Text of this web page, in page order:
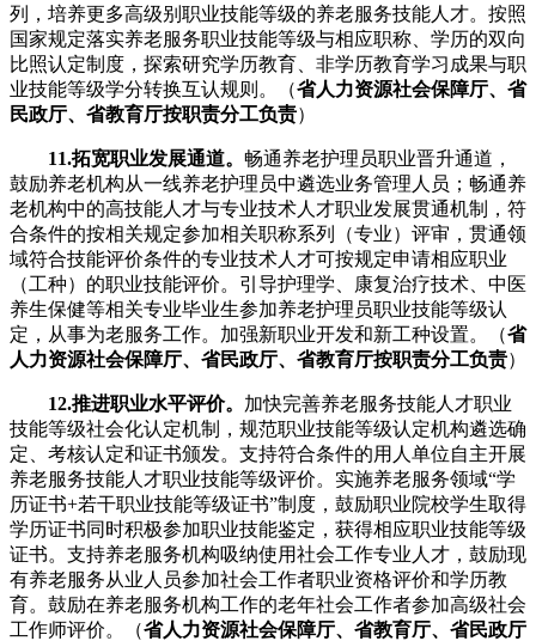
列，培养更多高级别职业技能等级的养老服务技能人才。按照
国家规定落实养老服务职业技能等级与相应职称、学历的双向
比照认定制度，探索研究学历教育、非学历教育学习成果与职
业技能等级学分转换互认规则。（省人力资源社会保障厅、省
民政厅、省教育厅按职责分工负责）
11.拓宽职业发展通道。 畅通养老护理员职业晋升通道，
鼓励养老机构从一线养老护理员中遴选业务管理人员；畅通养
老机构中的高技能人才与专业技术人才职业发展贯通机制，符
合条件的按相关规定参加相关职称系列（专业）评审，贯通领
域符合技能评价条件的专业技术人才可按规定申请相应职业
（工种）的职业技能评价。引导护理学、康复治疗技术、中医
养生保健等相关专业毕业生参加养老护理员职业技能等级认
定，从事为老服务工作。加强新职业开发和新工种设置。（省
人力资源社会保障厅、省民政厅、省教育厅按职责分工负责）
12.推进职业水平评价。 加快完善养老服务技能人才职业
技能等级社会化认定机制，规范职业技能等级认定机构遴选确
定、考核认定和证书颁发。支持符合条件的用人单位自主开展
养老服务技能人才职业技能等级评价。实施养老服务领域“学
历证书+若干职业技能等级证书”制度，鼓励职业院校学生取得
学历证书同时积极参加职业技能鉴定，获得相应职业技能等级
证书。支持养老服务机构吸纳使用社会工作专业人才，鼓励现
有养老服务从业人员参加社会工作者职业资格评价和学历教
育。鼓励在养老服务机构工作的老年社会工作者参加高级社会
工作师评价。（省人力资源社会保障厅、省教育厅、省民政厅